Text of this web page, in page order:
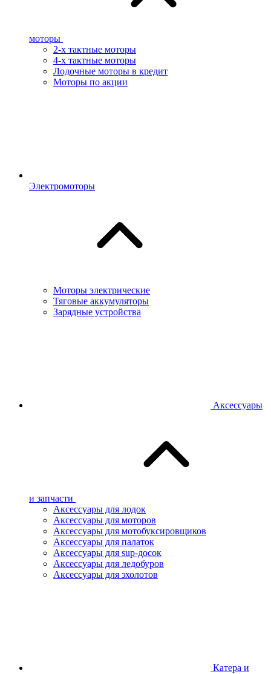
моторы
2-х тактные моторы
4-х тактные моторы
Лодочные моторы в кредит
Моторы по акции
Электромоторы
Моторы электрические
Тяговые аккумуляторы
Зарядные устройства
Аксессуары
и запчасти
Аксессуары для лодок
Аксессуары для моторов
Аксессуары для мотобуксировщиков
Аксессуары для палаток
Аксессуары для sup-досок
Аксессуары для ледобуров
Аксессуары для эхолотов
Катера и